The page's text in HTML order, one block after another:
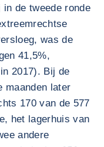
de tweede ronde
was de
41,5%,
2017). Bij de
maanden later
170 van de 577
het lagerhuis van
andere